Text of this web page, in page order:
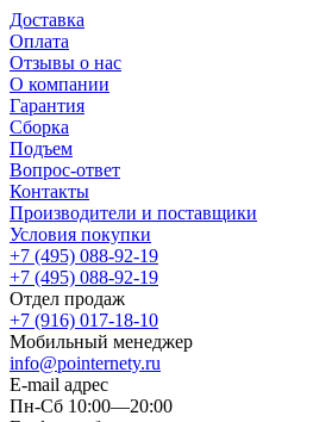
Доставка
Оплата
Отзывы о нас
О компании
Гарантия
Сборка
Подъем
Вопрос-ответ
Контакты
Производители и поставщики
Условия покупки
+7 (495) 088-92-19
+7 (495) 088-92-19
Отдел продаж
+7 (916) 017-18-10
Мобильный менеджер
info@pointernety.ru
E-mail адрес
Пн-Сб 10:00—20:00